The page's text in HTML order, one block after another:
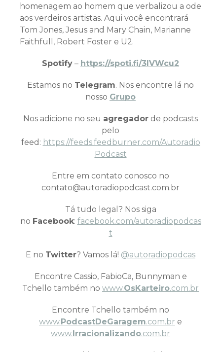
homenagem ao homem que verbalizou a ode
aos verdeiros artistas. Aqui você encontrará
Tom Jones, Jesus and Mary Chain, Marianne
Faithfull, Robert Foster e U2.
Spotify – https://spoti.fi/3IVWcu2
Estamos no Telegram. Nos encontre lá no
nosso Grupo
Nos adicione no seu agregador de podcasts
pelo
feed: https://feeds.feedburner.com/Autoradio
Podcast
Entre em contato conosco no
contato@autoradiopodcast.com.br
Tá tudo legal? Nos siga
no Facebook: facebook.com/autoradiopodcas
t
E no Twitter? Vamos lá! @autoradiopodcas
Encontre Cassio, FabioCa, Bunnyman e
Tchello também no www.OsKarteiro.com.br
Encontre Tchello também no
www.PodcastDeGaragem.com.br e
www.Irracionalizando.com.br